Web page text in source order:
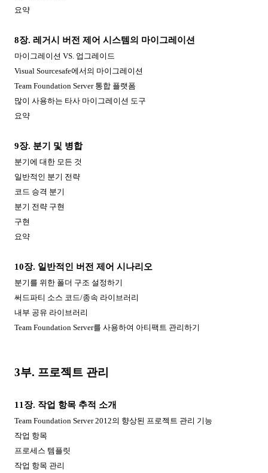
요약
8장. 레거시 버전 제어 시스템의 마이그레이션
마이그레이션 VS. 업그레이드
Visual Sourcesafe에서의 마이그레이션
Team Foundation Server 통합 플랫폼
많이 사용하는 타사 마이그레이션 도구
요약
9장. 분기 및 병합
분기에 대한 모든 것
일반적인 분기 전략
코드 승격 분기
분기 전략 구현
구현
요약
10장. 일반적인 버전 제어 시나리오
분기를 위한 폴더 구조 설정하기
써드파티 소스 코드/종속 라이브러리
내부 공유 라이브러리
Team Foundation Server를 사용하여 아티팩트 관리하기
3부. 프로젝트 관리
11 장. 작업 항목 추적 소개
Team Foundation Server 2012의 향상된 프로젝트 관리 기능
작업 항목
프로세스 템플릿
작업 항목 관리